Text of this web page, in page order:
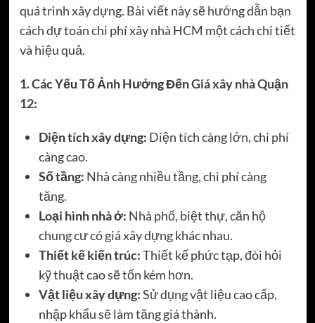
quá trình xây dựng. Bài viết này sẽ hướng dẫn bạn
cách dự toán chi phí xây nhà HCM một cách chi tiết
và hiệu quả.
1. Các Yếu Tố Ảnh Hưởng ĐếnGiá xây nhà Quận
12:
Diện tích xây dựng: Diện tích càng lớn, chi phí
càng cao.
Số tầng: Nhà càng nhiều tầng, chi phí càng
tăng.
Loại hình nhà ở: Nhà phố, biệt thự, căn hộ
chung cư có giá xây dựng khác nhau.
Thiết kế kiến trúc:Thiết kế phức tạp, đòi hỏi
kỹ thuật cao sẽ tốn kém hơn.
Vật liệu xây dựng:Sử dụng vật liệu cao cấp,
nhập khẩu sẽ làm tăng giá thành.